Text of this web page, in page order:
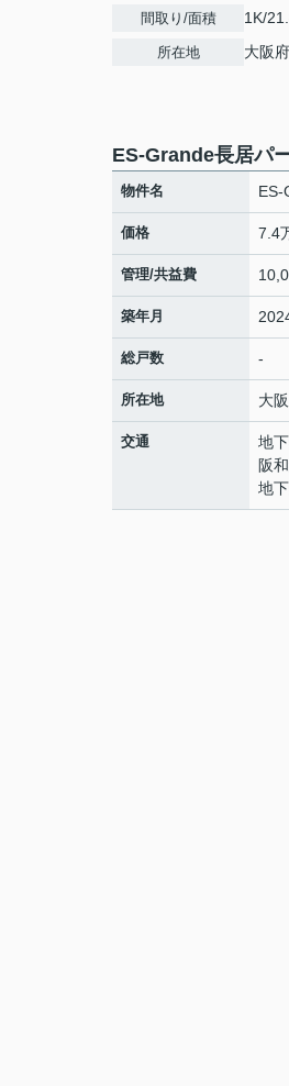
間取り/面積 1K/
所在地 大阪府
ES‐Grande長居パ
物件名
価格 7.4
管理/共益費
築年月
総戸数 -
所在地 大
交通 地
阪
地